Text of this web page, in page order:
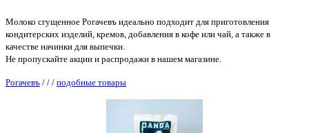
Молоко сгущенное Рогачевъ идеально подходит для приготовления
кондитерских изделий, кремов, добавления в кофе или чай, а также в
качестве начинки для выпечки.
Не пропускайте акции и распродажи в нашем магазине.
Рогачевъ / / / подобные товары